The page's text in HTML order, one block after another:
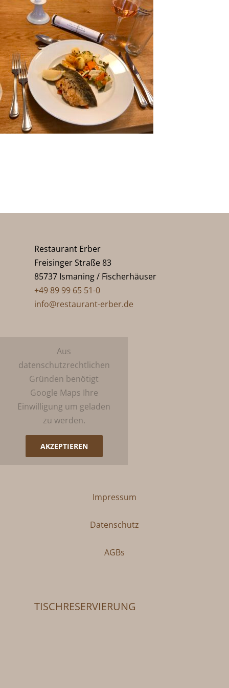
Restaurant Erber
Freisinger Straße 83
85737 Ismaning / Fischerhäuser
+49 89 99 65 51-0
info@restaurant-erber.de
Aus
datenschutzrechtlichen
Gründen benötigt
Google Maps Ihre
Einwilligung um geladen
zu werden.
AKZEPTIEREN
Impressum
Datenschutz
AGBs
TISCHRESERVIERUNG